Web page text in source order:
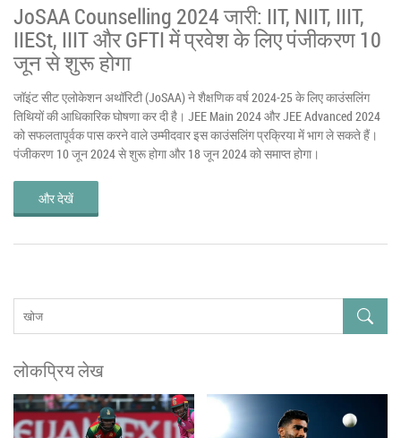
JoSAA Counselling 2024 जारी: IIT, NIIT, IIIT,
IIESt, IIIT और GFTI में प्रवेश के लिए पंजीकरण 10
जून से शुरू होगा
जॉइंट सीट एलोकेशन अथॉरिटी (JoSAA) ने शैक्षणिक वर्ष 2024-25 के लिए काउंसलिंग
तिथियों की आधिकारिक घोषणा कर दी है। JEE Main 2024 और JEE Advanced 2024
को सफलतापूर्वक पास करने वाले उम्मीदवार इस काउंसलिंग प्रक्रिया में भाग ले सकते हैं।
पंजीकरण 10 जून 2024 से शुरू होगा और 18 जून 2024 को समाप्त होगा।
और देखें
लोकप्रिय लेख